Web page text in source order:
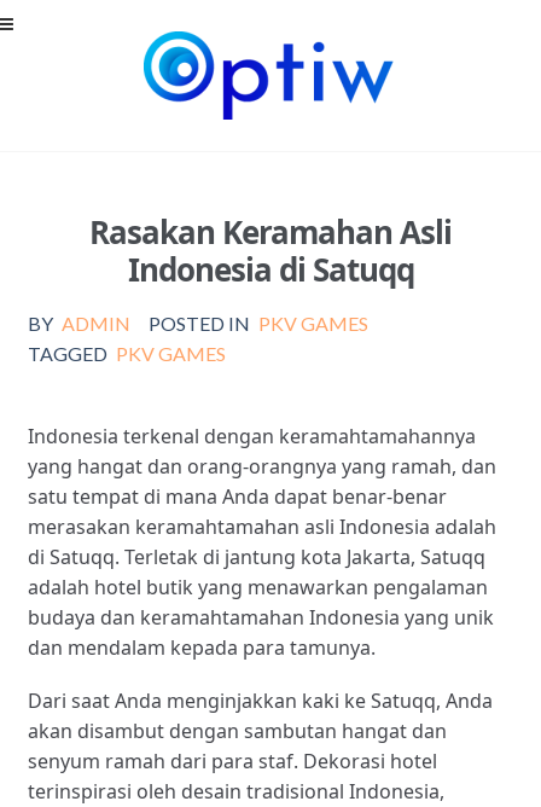
Rasakan Keramahan Asli
Indonesia di Satuqq
BY ADMIN POSTED IN PKV GAMES
TAGGED PKV GAMES
Indonesia terkenal dengan keramahtamahannya
yang hangat dan orang-orangnya yang ramah, dan
satu tempat di mana Anda dapat benar-benar
merasakan keramahtamahan asli Indonesia adalah
di Satuqq. Terletak di jantung kota Jakarta, Satuqq
adalah hotel butik yang menawarkan pengalaman
budaya dan keramahtamahan Indonesia yang unik
dan mendalam kepada para tamunya.
Dari saat Anda menginjakkan kaki ke Satuqq, Anda
akan disambut dengan sambutan hangat dan
senyum ramah dari para staf. Dekorasi hotel
terinspirasi oleh desain tradisional Indonesia,